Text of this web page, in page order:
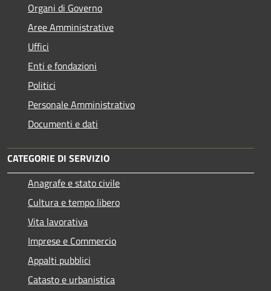
Organi di Governo
Aree Amministrative
Uffici
Enti e fondazioni
Politici
Personale Amministrativo
Documenti e dati
CATEGORIE DI SERVIZIO
Anagrafe e stato civile
Cultura e tempo libero
Vita lavorativa
Imprese e Commercio
Appalti pubblici
Catasto e urbanistica